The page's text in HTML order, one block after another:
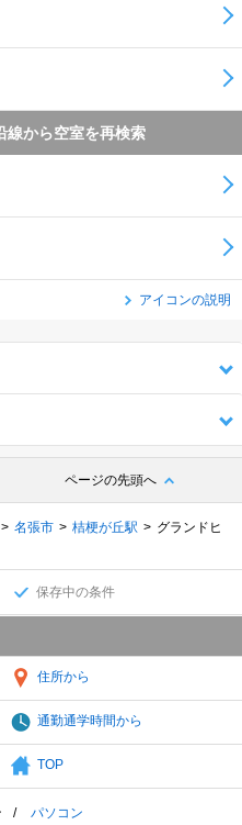
線から空室を再検索
アイコンの説明
ページの先頭へ
名張市 桔梗が丘駅
グランドヒ
保存中の条件
住所から
通勤通学時間から
TOP
パソコン